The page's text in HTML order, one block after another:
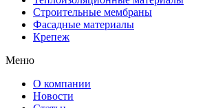
Строительные мембраны
Фасадные материалы
Крепеж
Меню
О компании
Новости